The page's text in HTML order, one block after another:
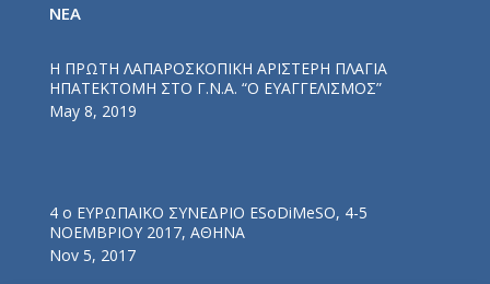
NEA
Η ΠΡΩΤΗ ΛΑΠΑΡΟΣΚΟΠΙΚΗ ΑΡΙΣΤΕΡΗ ΠΛΑΓΙΑ
ΗΠΑΤΕΚΤΟΜΗ ΣΤΟ Γ.Ν.Α. “Ο ΕΥΑΓΓΕΛΙΣΜΟΣ”
May 8, 2019
4 ο ΕΥΡΩΠΑΪΚΟ ΣΥΝΕΔΡΙΟ ESoDiMeSO, 4-5
ΝΟΕΜΒΡΙΟΥ 2017, ΑΘΗΝΑ
Nov 5, 2017